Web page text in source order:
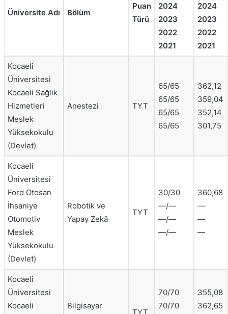
Üniversite Adı Bölüm
Puan
Türü
2024
2023
2022
2021
2024
2023
2022
2021
Kocaeli
Üniversitesi
Kocaeli Sağlık
Hizmetleri
Meslek
Yüksekokulu
(Devlet)
Anestezi TYT
65/65
65/65
65/65
65/65
362,12
359,04
352,14
301,75
Kocaeli
Üniversitesi
Ford Otosan
İhsaniye
Otomotiv
Meslek
Yüksekokulu
(Devlet)
Robotik ve
Yapay Zekâ
TYT
30/30
—/—
—/—
—/—
360,68
—
—
—
Kocaeli
Üniversitesi
Kocaeli
Bilgisayar
TYT
70/70
70/70
355,08
362,65